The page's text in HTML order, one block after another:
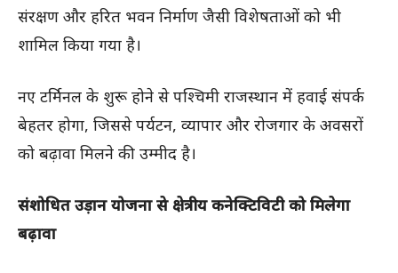
संरक्षण और हरित भवन निर्माण जैसी विशेषताओं को भी
शामिल किया गया है।
नए टर्मिनल के शुरू होने से पश्चिमी राजस्थान में हवाई संपर्क
बेहतर होगा, जिससे पर्यटन, व्यापार और रोजगार के अवसरों
को बढ़ावा मिलने की उम्मीद है।
संशोधित उड़ान योजना से क्षेत्रीय कनेक्टिविटी को मिलेगा
बढ़ावा